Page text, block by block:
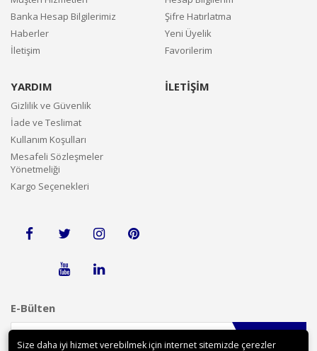
Banka Hesap Bilgilerimiz
Haberler
İletişim
Şifre Hatırlatma
Yeni Üyelik
Favorilerim
YARDIM
Gizlilik ve Güvenlik
İade ve Teslimat
Kullanım Koşulları
Mesafeli Sözleşmeler
Yönetmeliği
Kargo Seçenekleri
İLETİŞİM
E-Bülten
Size daha iyi hizmet verebilmek için internet sitemizde çerezler